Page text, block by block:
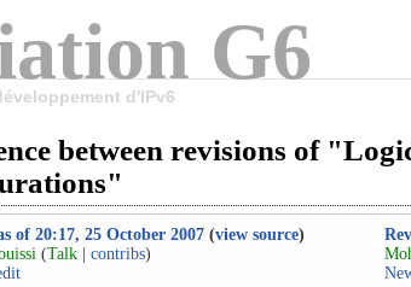
G6
d'IPv6
between revisions of
of 20:17, 25 October 2007 (view source)
(Talk contribs)